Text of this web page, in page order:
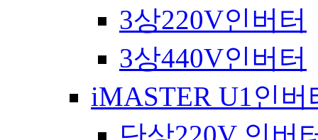
3상220V인버터
3상440V인버터
iMASTER U1인버